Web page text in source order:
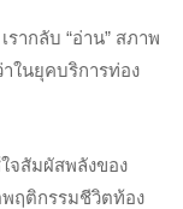
ากลับ “อ่าน” สภาพ
ในยุคบริการท่อง
จสัมผัสพลังของ
พฤติกรรมชีวิตท้อง